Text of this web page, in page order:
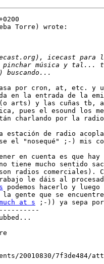
Torre) wrote:
por cron, at, etc. y
en la entrada de la
(o arts) y las cuñas
pues el esound los
charlando por la
estación de radio
el "nosequé" ;-) mis
en cuenta es que
tiene mucho sentido
radios comerciales).
le dáis al
podemos hacerlo y
la gente que se
at s ;-)) ya sepa